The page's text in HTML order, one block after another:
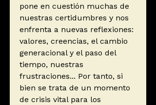
pone en cuestión muchas de
nuestras certidumbres y nos
enfrenta a nuevas reflexiones:
valores, creencias, el cambio
generacional y el paso del
tiempo, nuestras
frustraciones... Por tanto, si
bien se trata de un momento
de crisis vital para los